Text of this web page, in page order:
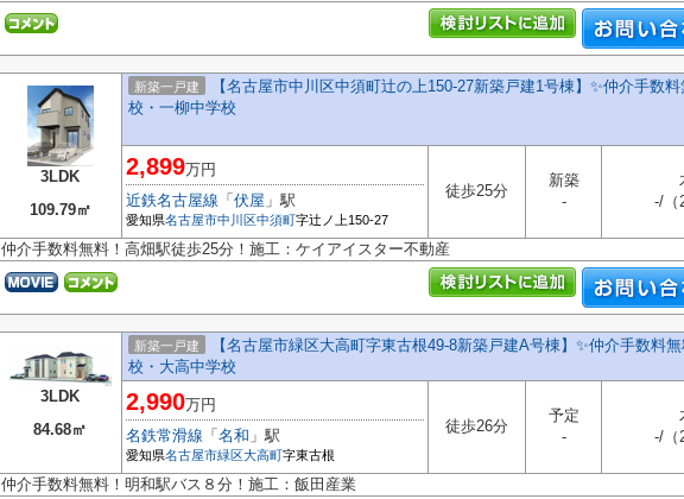
3LDK
109.79㎡
新築一戸建
【名古屋市中川区中須町辻の上150-27新築戸建1号棟】✨️仲介手数
校・一柳中学校
2,899万円
近鉄名古屋線 「 伏屋 」駅
愛知県名古屋市中川区中須町字辻ノ上150-27
徒歩25分
新築
-
-/（
仲介手数料無料！高畑駅徒歩25分！施工：ケイアイスター不動産
3LDK
84.68㎡
新築一戸建
【名古屋市緑区大高町字東古根49-8新築戸建A号棟】✨️仲介手数料
校・大高中学校
2,990万円
名鉄常滑線 「 名和 」駅
愛知県名古屋市緑区大高町字東古根
徒歩26分
予定
-
-/（
仲介手数料無料！明和駅バス８分！施工：飯田産業